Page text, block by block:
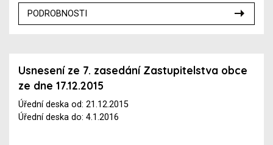
PODROBNOSTI
Usnesení ze 7. zasedání Zastupitelstva obce
ze dne 17.12.2015
Úřední deska od: 21.12.2015
Úřední deska do: 4.1.2016